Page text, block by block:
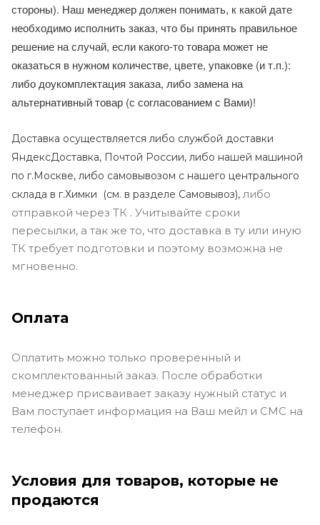
стороны). Наш менеджер должен понимать, к какой дате
необходимо исполнить заказ, что бы принять правильное
решение на случай, если какого-то товара может не
оказаться в нужном количестве, цвете, упаковке (и т.п.):
либо доукомплектация заказа, либо замена на
альтернативный товар (с согласованием с Вами)!
Доставка осуществляется либо службой доставки
ЯндексДоставка, Почтой России, либо нашей машиной
по г.Москве, либо самовывозом с нашего центрального
склада в г.Химки (см. в разделе Самовывоз), либо
отправкой через ТК . Учитывайте сроки
пересылки, а так же то, что доставка в ту или иную
ТК требует подготовки и поэтому возможна не
мгновенно.
Оплата
Оплатить можно только проверенный и
скомплектованный заказ. После обработки
менеджер присваивает заказу нужный статус и
Вам поступает информация на Ваш мейл и СМС на
телефон.
Условия для товаров, которые не
продаются